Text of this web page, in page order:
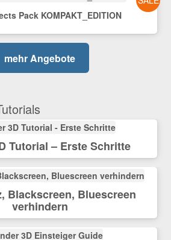
Pack KOMPAKT_EDITION
mehr Angebote
Tutorial – Erste Schritte
Blackscreen, Bluescreen
verhindern